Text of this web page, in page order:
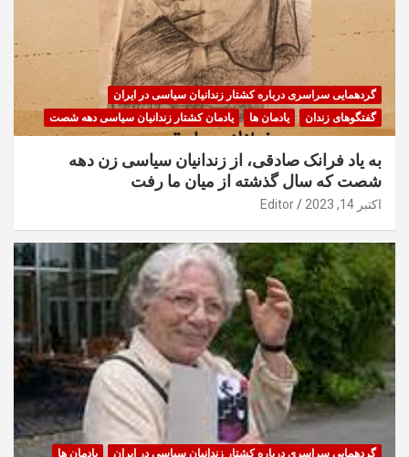
گردهمایی سراسری درباره کشتار زندانیان سیاسی در ایران
گفتگوهای زندان
یادمان ها یادمان کشتار زندانیان سیاسی دهه شصت
به یاد فرانک صادقی، از زندانیان سیاسی زن دهه
شصت که سال گذشته از میان ما رفت
اکتبر 14, 2023 Editor
گردهمایی سراسری درباره کشتار زندانیان سیاسی در ایران یادمان ها